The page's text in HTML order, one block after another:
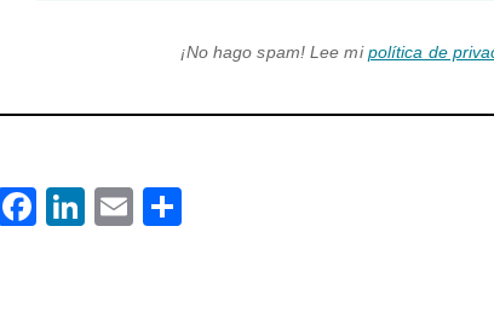
¡No hago spam! Lee mipolítica de
T
F
Li
E